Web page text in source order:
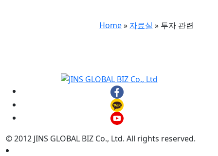
Home» 자료실 » 투자 관련
© 2012 JINS GLOBAL BIZ Co., Ltd. All rights reserved.